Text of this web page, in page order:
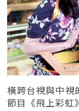
橫跨台視與中視
節目《飛上彩虹》